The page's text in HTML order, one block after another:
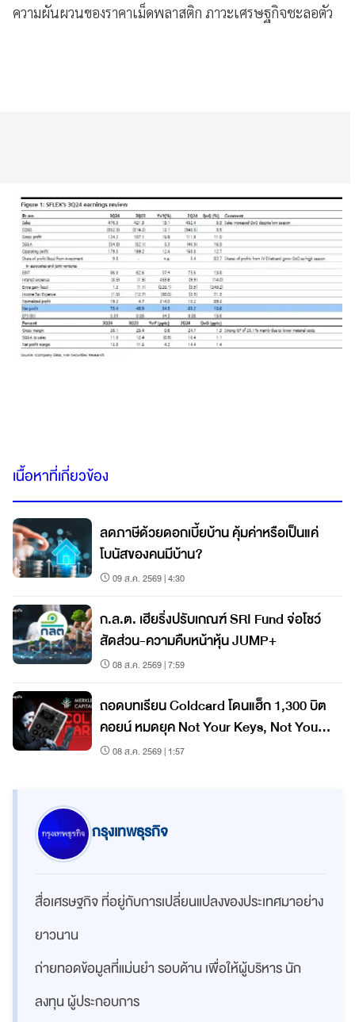
ความผันผวนของราคาเม็ดพลาสติก ภาวะเศรษฐกิจชะลอตัว
เนื้อหาที่เกี่ยวข้อง
ลดภาษีด้วยดอกเบี้ยบ้าน คุ้มค่าหรือเป็นแค่
โบนัสของคนมีบ้าน?
09 ส.ค. 2569 | 4:30
ก.ล.ต. เฮียริ่งปรับเกณฑ์ SRI Fund จ่อโชว์
สัดส่วน-ความคืบหน้าหุ้น JUMP+
08 ส.ค. 2569 | 7:59
ถอดบทเรียน Coldcard โดนแฮ็ก 1,300 บิต
คอยน์ หมดยุค Not Your Keys, Not Your
Coins?
08 ส.ค. 2569 | 1:57
กรุงเทพธุรกิจ
สื่อเศรษฐกิจ ที่อยู่กับการเปลี่ยนแปลงของประเทศมาอย่าง
ยาวนาน
ถ่ายทอดข้อมูลที่แม่นยำ รอบด้าน เพื่อให้ผู้บริหาร นัก
ลงทุน ผู้ประกอบการ